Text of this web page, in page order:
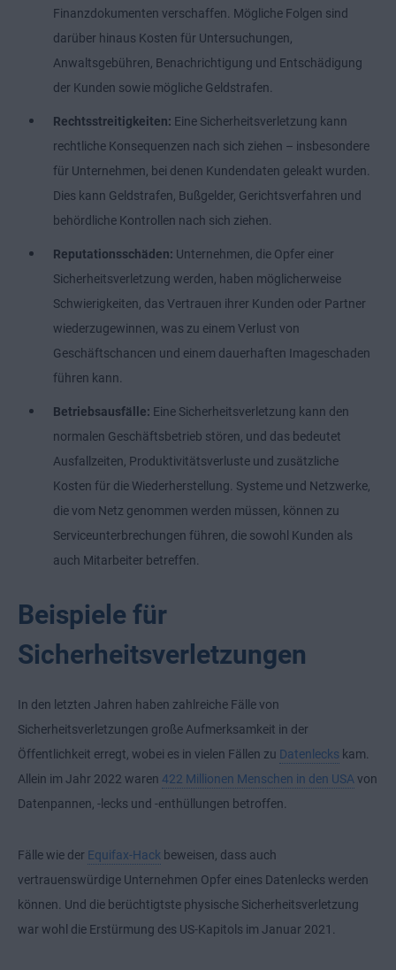
Finanzdokumenten verschaffen. Mögliche Folgen sind
darüber hinaus Kosten für Untersuchungen,
Anwaltsgebühren, Benachrichtigung und Entschädigung
der Kunden sowie mögliche Geldstrafen.
Rechtsstreitigkeiten: Eine Sicherheitsverletzung kann
rechtliche Konsequenzen nach sich ziehen – insbesondere
für Unternehmen, bei denen Kundendaten geleakt wurden.
Dies kann Geldstrafen, Bußgelder, Gerichtsverfahren und
behördliche Kontrollen nach sich ziehen.
Reputationsschäden: Unternehmen, die Opfer einer
Sicherheitsverletzung werden, haben möglicherweise
Schwierigkeiten, das Vertrauen ihrer Kunden oder Partner
wiederzugewinnen, was zu einem Verlust von
Geschäftschancen und einem dauerhaften Imageschaden
führen kann.
Betriebsausfälle: Eine Sicherheitsverletzung kann den
normalen Geschäftsbetrieb stören, und das bedeutet
Ausfallzeiten, Produktivitätsverluste und zusätzliche
Kosten für die Wiederherstellung. Systeme und Netzwerke,
die vom Netz genommen werden müssen, können zu
Serviceunterbrechungen führen, die sowohl Kunden als
auch Mitarbeiter betreffen.
Beispiele für
Sicherheitsverletzungen
In den letzten Jahren haben zahlreiche Fälle von
Sicherheitsverletzungen große Aufmerksamkeit in der
Öffentlichkeit erregt, wobei es in vielen Fällen zu Datenlecks kam.
Allein im Jahr 2022 waren 422 Millionen Menschen in den USA von
Datenpannen, -lecks und -enthüllungen betroffen.
Fälle wie der Equifax-Hack beweisen, dass auch
vertrauenswürdige Unternehmen Opfer eines Datenlecks werden
können. Und die berüchtigtste physische Sicherheitsverletzung
war wohl die Erstürmung des US-Kapitols im Januar 2021.